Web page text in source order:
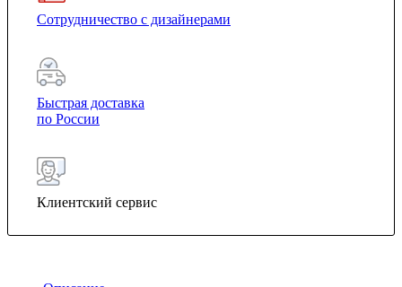
Сотрудничество с дизайнерами
Быстрая доставка
по России
Клиентский сервис